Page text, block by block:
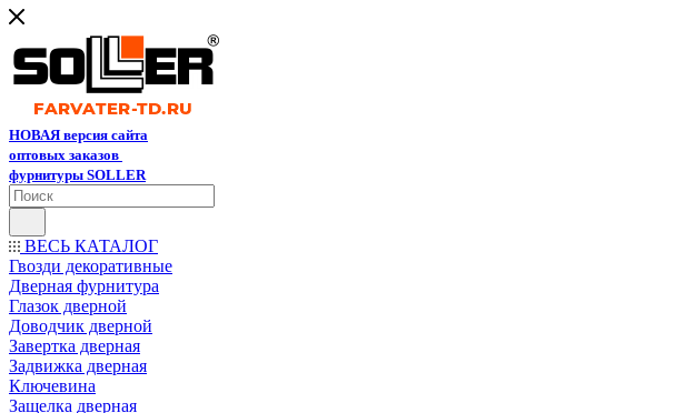
НОВАЯ версия сайта
оптовых заказов
фурнитуры SOLLER
ВЕСЬ КАТАЛОГ
Гвозди декоративные
Дверная фурнитура
Глазок дверной
Доводчик дверной
Завертка дверная
Задвижка дверная
Ключевина
Защелка дверная